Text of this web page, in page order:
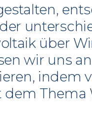
über
wir uns
indem
Thema